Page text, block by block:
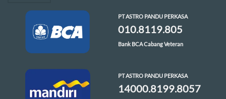
PT ASTRO PANDU PERKASA
010.8119.805
Bank BCA Cabang Veteran
PT ASTRO PANDU PERKASA
14000.8199.8057